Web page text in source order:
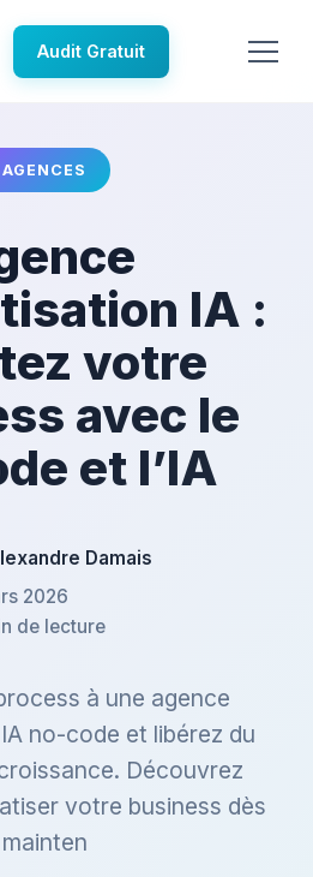
Audit Gratuit
AGENCES
IA :
votre
avec le
et l’IA
Damais
2026
de lecture
à une agence
no-code et libérez du
Découvrez
votre business dès
mainten